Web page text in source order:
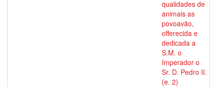
qualidades de
animais as
povoavão,
offerecida e
dedicada a
S.M. o
Imperador o
Sr. D. Pedro II.
(e. 2)